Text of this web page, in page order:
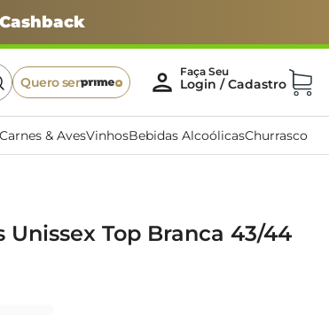
Quero ser
Carnes & AvesVinhosBebidas AlcoólicasChurrasco
Unissex Top Branca 43/44